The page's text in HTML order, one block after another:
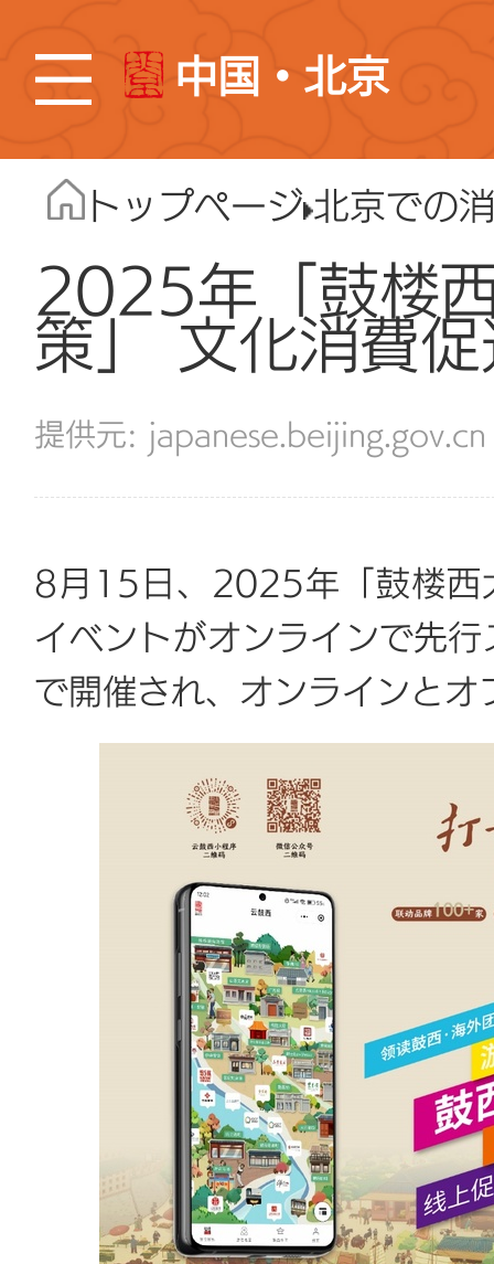
中国・北京
トップページ 北京での
2025年「鼓楼
策」 文化消費
japanese.beijing.gov.cn
8月15日、2025年「鼓楼西
イベントがオンラインで先
で開催され、オンラインと